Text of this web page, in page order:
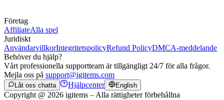
Företag
AffiliateAlla spel
Juridiskt
AnvändarvillkorIntegritetspolicyRefund PolicyDMCA-meddelande
Behöver du hjälp?
Vårt professionella supportteam är tillgängligt 24/7 för alla frågor.
Mejla oss på support@igitems.com
Låt oss chatta Hjälpcenter English
Copyright @ 2026 igitems – Alla rättigheter förbehållna